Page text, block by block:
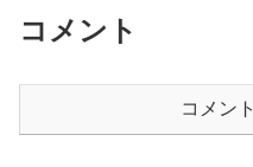
コメント
コメン